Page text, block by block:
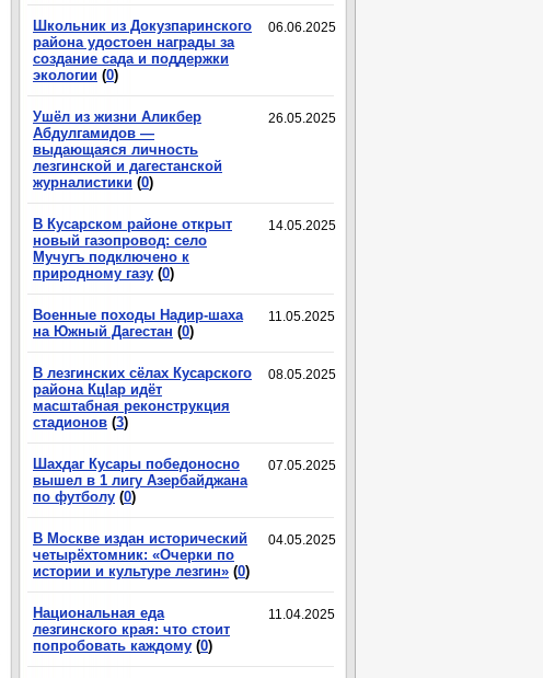
06.06.2025
Школьник из Докузпаринского
района удостоен награды за
создание сада и поддержки
экологии (0)
26.05.2025
Ушёл из жизни Аликбер
Абдулгамидов —
выдающаяся личность
лезгинской и дагестанской
журналистики (0)
14.05.2025
В Кусарском районе открыт
новый газопровод: село
Мучугъ подключено к
природному газу (0)
11.05.2025
Военные походы Надир-шаха
на Южный Дагестан (0)
08.05.2025
В лезгинских сёлах Кусарского
района КцIар идёт
масштабная реконструкция
стадионов (3)
07.05.2025
Шахдаг Кусары победоносно
вышел в 1 лигу Азербайджана
по футболу (0)
04.05.2025
В Москве издан исторический
четырёхтомник: «Очерки по
истории и культуре лезгин» (0)
11.04.2025
Национальная еда
лезгинского края: что стоит
попробовать каждому (0)